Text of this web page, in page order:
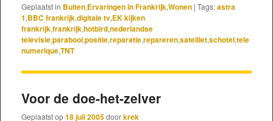
Geplaatst in Buiten,Ervaringen in Frankrijk,Wonen | Tags:astra
1,BBC frankrijk,digitale tv,EK kijken
frankrijk,frankrijk,hotbird,nederlandse
televisie,parabool,positie,reparatie,repareren,satelliet,schotel,tele
numerique,TNT
Voor de doe-het-zelver
Geplaatst op18 juli 2005doorkrek